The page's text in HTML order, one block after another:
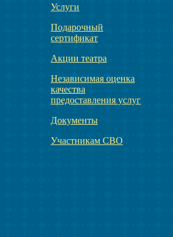
Услуги
Подарочный
сертификат
Акции театра
Независимая оценка
качества
предоставления услуг
Документы
Участникам СВО